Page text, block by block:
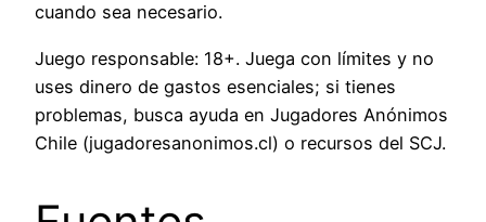
cuando sea necesario.
Juego responsable: 18+. Juega con límites y no
uses dinero de gastos esenciales; si tienes
problemas, busca ayuda en Jugadores Anónimos
Chile (jugadoresanonimos.cl) o recursos del SCJ.